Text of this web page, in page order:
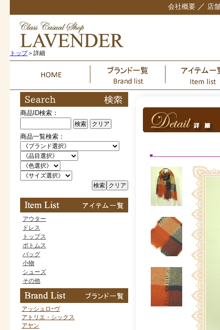
会社概要 ／ 店
トップ＞詳細
商品ID検索：
検索 クリア
商品一覧検索：
クリア
検索
アウター
ドレス
トップス
ボトムス
バッグ
小物
シューズ
その他
アッシュロｰヴ
アトリエ・シックス
アヤン